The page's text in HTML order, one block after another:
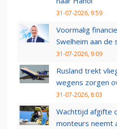
31-07-2026, 9:59
Voormalig
Swelheim aan de
31-07-2026, 9:09
Rusland trekt
wegens zorgen
31-07-2026, 8:03
Wachttijd afgifte
monteurs neemt